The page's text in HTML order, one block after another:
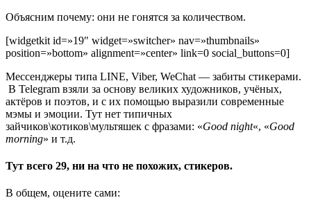
Объясним почему: они не гонятся за количеством.
[widgetkit id=»19″ widget=»switcher» nav=»thumbnails»
position=»bottom» alignment=»center» link=0 social_buttons=0]
Мессенджеры типа LINE, Viber, WeChat — забиты стикерами.
В Telegram взяли за основу великих художников, учёных,
актёров и поэтов, и с их помощью выразили современные
мэмы и эмоции. Тут нет типичных
зайчиков\котиков\мультяшек с фразами: «Good night«, «Good
morning» и т.д.
Тут всего 29, ни на что не похожих, стикеров.
В общем, оцените сами: